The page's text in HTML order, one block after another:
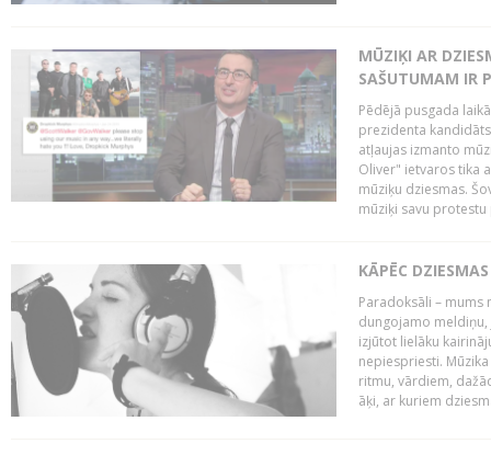
MŪZIĶI AR
SAŠUTUMAM IR
Pēdējā pusgada
prezidenta
atļaujas izmanto
Oliver" ietvaros tika
mūziķu dziesmas.
mūziķi savu
KĀPĒC
Paradoksāli – mums
dungojamo
izjūtot lielāku
nepiespriesti.
ritmu, vārdiem,
āķi, ar kuriem